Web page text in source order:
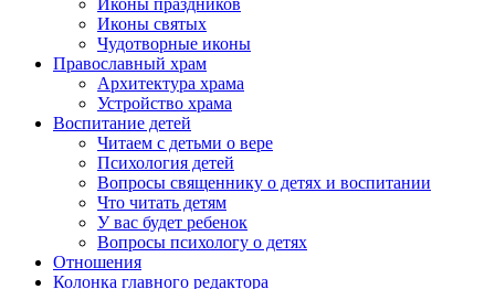
Иконы праздников
Иконы святых
Чудотворные иконы
Православный храм
Архитектура храма
Устройство храма
Воспитание детей
Читаем с детьми о вере
Психология детей
Вопросы священнику о детях и воспитании
Что читать детям
У вас будет ребенок
Вопросы психологу о детях
Отношения
Колонка главного редактора